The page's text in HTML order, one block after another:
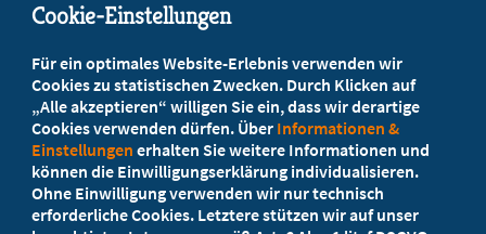
Ihr Landesverband berät Sie!
Ansprechpartner
Werden Sie jetzt Mitglied!
Cookie-Einstellungen
Für ein optimales Website-Erlebnis verwenden wir
Cookies zu statistischen Zwecken. Durch Klicken auf
„Alle akzeptieren“ willigen Sie ein, dass wir derartige
Cookies verwenden dürfen. Über Informationen &
Einstellungen erhalten Sie weitere Informationen und
können die Einwilligungserklärung individualisieren.
Ohne Einwilligung verwenden wir nur technisch
erforderliche Cookies. Letztere stützen wir auf unser